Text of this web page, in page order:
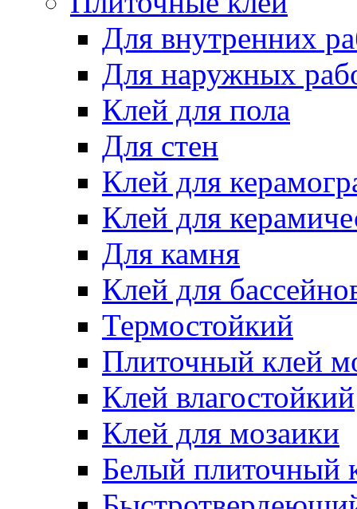
Для внутренних
Для наружных
Клей для пола
Для стен
Клей для
Клей для
Для камня
Клей для
Термостойкий
Плиточный клей
Клей влагостойкий
Клей для мозаики
Белый плиточный